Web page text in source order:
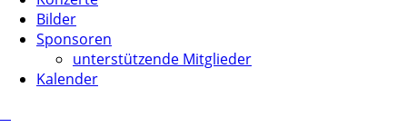
Bilder
Sponsoren
unterstützende Mitglieder
Kalender